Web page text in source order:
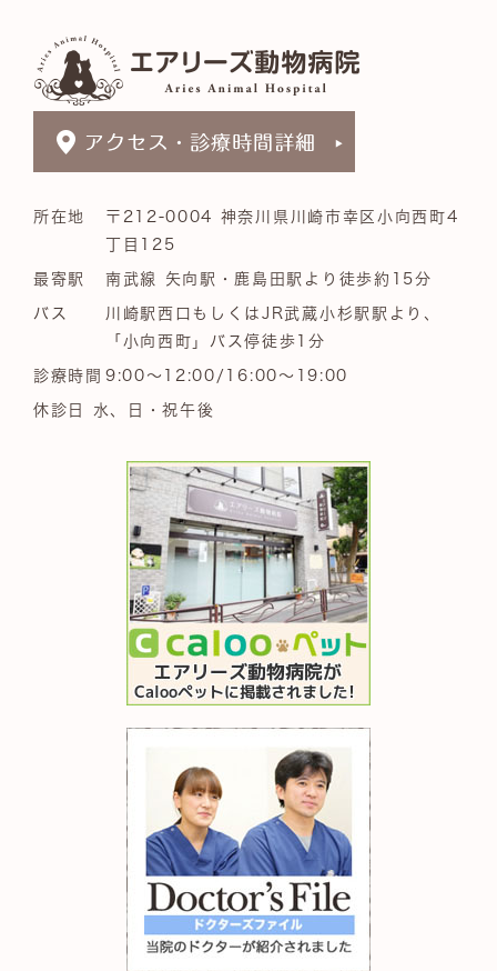
所在地
〒212-0004 神奈川県川崎市幸区小向西町4
丁目125
最寄駅 南武線 矢向駅・鹿島田駅より徒歩約15分
バス
川崎駅西口もしくはJR武蔵小杉駅駅より、
「小向西町」バス停徒歩1分
診療時間 9:00～12:00/16:00～19:00
休診日 水、日・祝午後